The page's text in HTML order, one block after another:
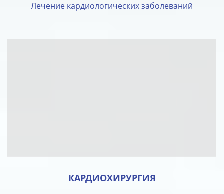
Лечение кардиологических заболеваний
КАРДИОХИРУРГИЯ